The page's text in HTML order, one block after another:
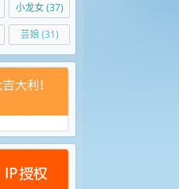
小龙女(37)
芸娘(31)